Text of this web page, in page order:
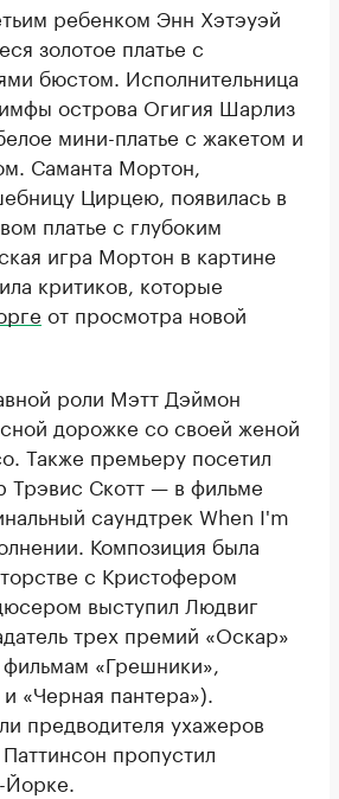
ребенком Энн Хэтэуэй
золотое платье с
бюстом. Исполнительница
острова Огигия Шарлиз
мини-платье с жакетом и
Саманта Мортон,
Цирцею, появилась в
платье с глубоким
игра Мортон в картине
критиков, которые
от просмотра новой
роли Мэтт Дэймон
дорожке со своей женой
Также премьеру посетил
Трэвис Скотт — в фильме
саундтрек When I'm
Композиция была
с Кристофером
выступил Людвиг
трех премий «Оскар»
фильмам «Грешники»,
«Черная пантера»).
предводителя ухажеров
пропустил
Йорке.